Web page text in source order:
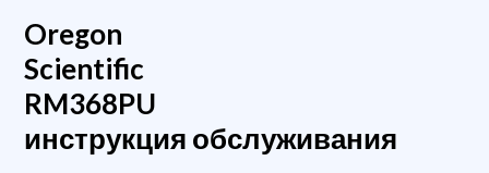
Oregon
Scientific
RM368PU
инструкция обслуживания